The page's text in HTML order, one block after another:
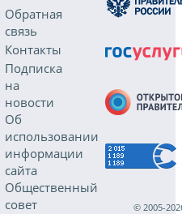
Обратная
связь
Контакты
Подписка
на
новости
Об
использовании
информации
сайта
Общественный
совет
© 2005-